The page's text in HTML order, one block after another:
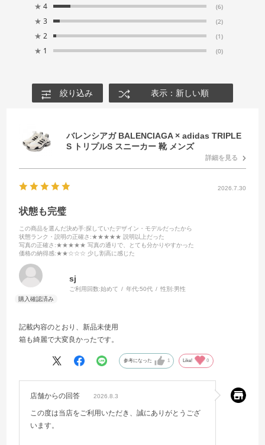
★ 4 (6)
★ 3 (2)
★ 2 (1)
★ 1 (0)
絞り込み 表示：新しい順
バレンシアガ BALENCIAGA × adidas TRIPLE
S トリプルS スニーカー 靴 メンズ
詳細を見る
2026.7.30
状態も完璧
この商品を選んだ決め手:探していたデザイン・モデルだったから
状態ランク・説明の正確さ :★★★★★ 説明以上だった
写真の正確さ :★★★★★ 写真の通りで、とても分かりやすかった
価格の納得感:★★☆☆☆ 少し割高に感じた
sj
ご利用回数:始めて 年代:50代 性別:男性
記載内容のとおり、新品未使用
箱も綺麗で大変良かったです。
参考になった 1 Like! 0
店舗からの回答 2026.8.3
この度は当店をご利用いただき、誠にありがとうござ
います。